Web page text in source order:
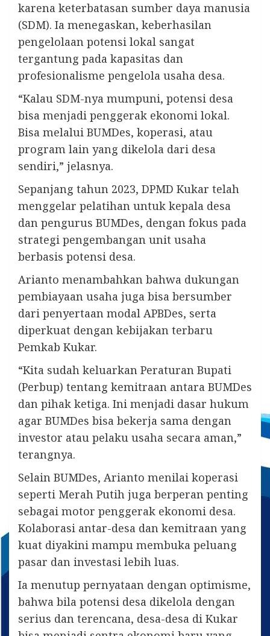
karena keterbatasan sumber daya manusia
(SDM). Ia menegaskan, keberhasilan
pengelolaan potensi lokal sangat
tergantung pada kapasitas dan
profesionalisme pengelola usaha desa.
“Kalau SDM-nya mumpuni, potensi desa
bisa menjadi penggerak ekonomi lokal.
Bisa melalui BUMDes, koperasi, atau
program lain yang dikelola dari desa
sendiri,” jelasnya.
Sepanjang tahun 2023, DPMD Kukar telah
menggelar pelatihan untuk kepala desa
dan pengurus BUMDes, dengan fokus pada
strategi pengembangan unit usaha
berbasis potensi desa.
Arianto menambahkan bahwa dukungan
pembiayaan usaha juga bisa bersumber
dari penyertaan modal APBDes, serta
diperkuat dengan kebijakan terbaru
Pemkab Kukar.
“Kita sudah keluarkan Peraturan Bupati
(Perbup) tentang kemitraan antara BUMDes
dan pihak ketiga. Ini menjadi dasar hukum
agar BUMDes bisa bekerja sama dengan
investor atau pelaku usaha secara aman,”
terangnya.
Selain BUMDes, Arianto menilai koperasi
seperti Merah Putih juga berperan penting
sebagai motor penggerak ekonomi desa.
Kolaborasi antar-desa dan kemitraan yang
kuat diyakini mampu membuka peluang
pasar dan investasi lebih luas.
Ia menutup pernyataan dengan optimisme,
bahwa bila potensi desa dikelola dengan
serius dan terencana, desa-desa di Kukar